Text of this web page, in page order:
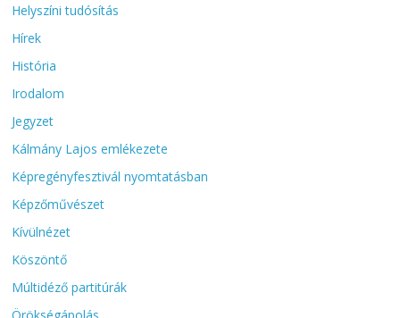
Helyszíni tudósítás
Hírek
História
Irodalom
Jegyzet
Kálmány Lajos emlékezete
Képregényfesztivál nyomtatásban
Képzőművészet
Kívülnézet
Köszöntő
Múltidéző partitúrák
Örökségápolás